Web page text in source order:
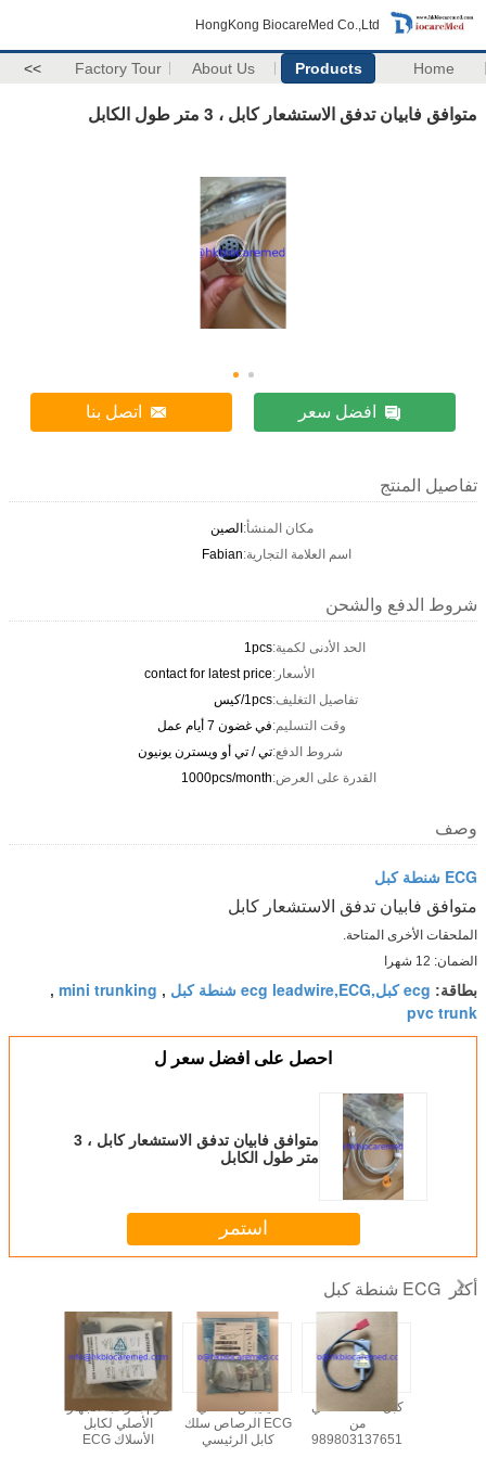
HongKong BiocareMed Co.,Ltd
Home
Products
About Us
Factory Tour
>>
متوافق فابيان تدفق الاستشعار كابل ، 3 متر طول الكابل
افضل سعر اتصل بنا
تفاصيل المنتج
مكان المنشأ:الصين
اسم العلامة التجارية:Fabian
شروط الدفع والشحن
الحد الأدنى لكمية:1pcs
الأسعار:contact for latest price
تفاصيل التغليف:1pcs/كيس
وقت التسليم:في غضون 7 أيام عمل
شروط الدفع:تي / تي أو ويسترن يونيون
القدرة على العرض:1000pcs/month
وصف
ECG شنطة كبل
متوافق فابيان تدفق الاستشعار كابل
الملحقات الأخرى المتاحة.
الضمان: 12 شهرا
بطاقة: ecg كبل,ecg leadwire,ECG شنطة كبل ,
mini trunking
,
pvc trunk
احصل على افضل سعر ل
متوافق فابيان تدفق الاستشعار كابل ، 3
متر طول الكابل
استمر
أكثر ECG شنطة كبل
تقوم بمراقبة الجهاز
الأصلي لكابل
الأسلاك ECG
ECG الرصاص سلك
كابل الرئيسي
كبل ECG الأصلي
من
989803137651